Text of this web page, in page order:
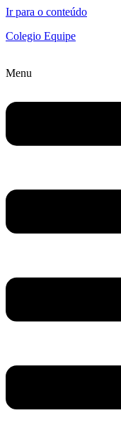
Ir para o conteúdo
Colegio Equipe
Menu